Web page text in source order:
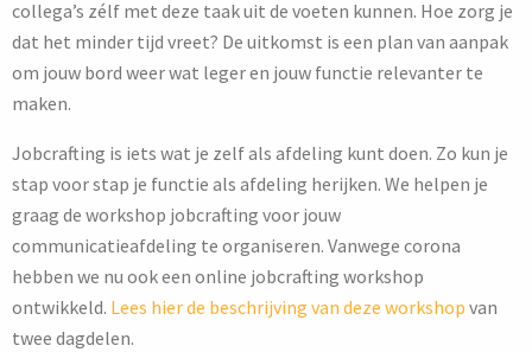
collega’s zélf met deze taak uit de voeten kunnen. Hoe zorg je
dat het minder tijd vreet? De uitkomst is een plan van aanpak
om jouw bord weer wat leger en jouw functie relevanter te
maken.
Jobcrafting is iets wat je zelf als afdeling kunt doen. Zo kun je
stap voor stap je functie als afdeling herijken. We helpen je
graag de workshop jobcrafting voor jouw
communicatieafdeling te organiseren. Vanwege corona
hebben we nu ook een online jobcrafting workshop
ontwikkeld. Lees hier de beschrijving van deze workshop van
twee dagdelen.